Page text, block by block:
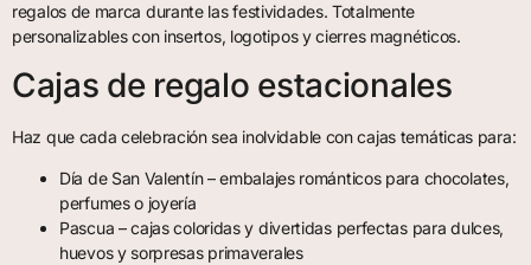
regalos de marca durante las festividades. Totalmente
personalizables con insertos, logotipos y cierres magnéticos.
Cajas de regalo estacionales
Haz que cada celebración sea inolvidable con cajas temáticas para:
Día de San Valentín – embalajes románticos para chocolates,
perfumes o joyería
Pascua – cajas coloridas y divertidas perfectas para dulces,
huevos y sorpresas primaverales